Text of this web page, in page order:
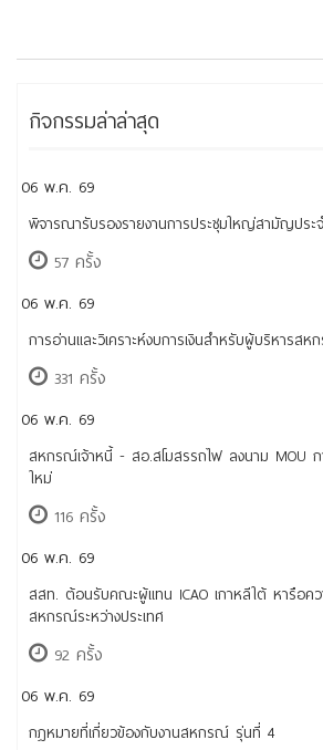
กิจกรรมล่าล่าสุด
06 พ.ค. 69
พิจารณารับรองรายงานการประชุมใหญ่สามัญประ
57 ครั้ง
06 พ.ค. 69
การอ่านและวิเคราะห์งบการเงินสำหรับผู้บริหารส
331 ครั้ง
06 พ.ค. 69
สหกรณ์เจ้าหนี้ - สอ.สโมสรรถไฟ ลงนาม MOU ก
ใหม่
116 ครั้ง
06 พ.ค. 69
สสท. ต้อนรับคณะผู้แทน ICAO เกาหลีใต้ หารือคว
สหกรณ์ระหว่างประเทศ
92 ครั้ง
06 พ.ค. 69
กฎหมายที่เกี่ยวข้องกับงานสหกรณ์ รุ่นที่ 4